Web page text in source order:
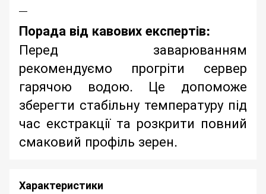
Порада від кавових експертів:
Перед заварюванням
рекомендуємо прогріти сервер
гарячою водою. Це допоможе
зберегти стабільну температуру під
час екстракції та розкрити повний
смаковий профіль зерен.
Характеристики